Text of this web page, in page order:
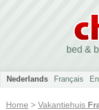
bed &
Nederlands Français
Home > Vakantiehuis